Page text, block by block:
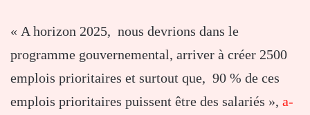
« A horizon 2025, nous devrions dans le
programme gouvernemental, arriver à créer 2500
emplois prioritaires et surtout que, 90 % de ces
emplois prioritaires puissent être des salariés », a-